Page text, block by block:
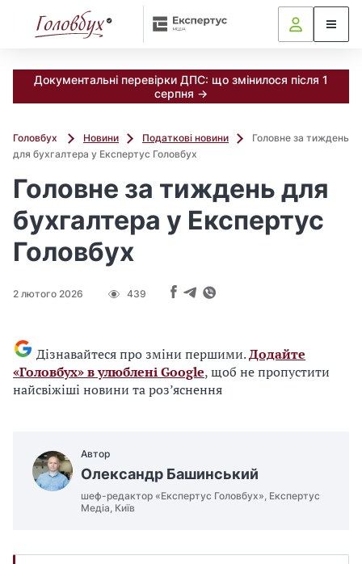
Документальні перевірки ДПС: що змінилося після 1
серпня →
Головбух Новини Податкові новини
Головне за тиждень
для бухгалтера у Експертус Головбух
Головне за тиждень для
бухгалтера у Експертус
Головбух
2 лютого 2026 439
Дізнавайтеся про зміни першими.Додайте
«Головбух» в улюблені Google, щоб не пропустити
найсвіжіші новини та роз’яснення
Автор
Олександр Башинський
шеф-редактор «Експертус Головбух», Експертус
Медіа, Київ